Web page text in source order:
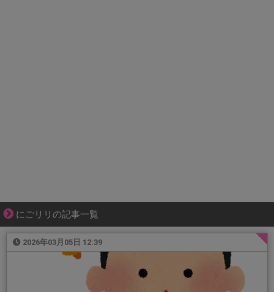
にごリリの記事一覧
2026年03月05日 12:39